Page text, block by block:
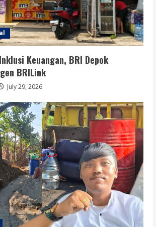
Keuangan, BRI Depok
BRILink
July 29, 2026